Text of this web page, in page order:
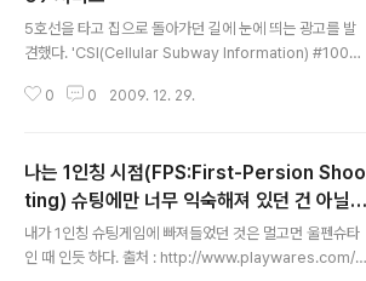
5호선을 타고 집으로 돌아가던 길에 눈에 띄는 광고를 발
견했다. 'CSI(Cellular Subway Information) #1009
ㅅ-)> 한번해볼까나??(me2mms me2photo) 2009-
뉴스가 제공이 되고 있었다. 관련기사 : 무선인터넷보다 빠
르고 저렴하다(건당 100원) 사용방법은 #1009 번으로 역
이름을 보내면, 해당하는 역이름에 대한 정보를 MMS로
사용자에게 보내주는 서비스였다. 이 서비스가 어떤 내용
인지 호기심이 생겨서 내가 자주 이용하는 지하철역 두개
0 0 2009. 12. 29.
나는 1인칭 시점(FPS:First-Persion Shoo
ting) 슈팅에만 너무 익숙해져 있던 건 아닐
까?
내가 1인칭 슈팅게임에 빠져들었던 것은 멀고먼 울펜슈타
인 때 인듯 하다. 출처 : http://www.playwares.com/x